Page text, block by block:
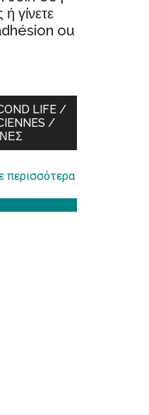
γίνετε
ou
LIFE /
/
περισσότερα